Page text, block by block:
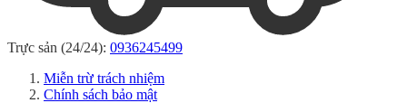
Trực sản (24/24): 0936245499
Miễn trừ trách nhiệm
Chính sách bảo mật